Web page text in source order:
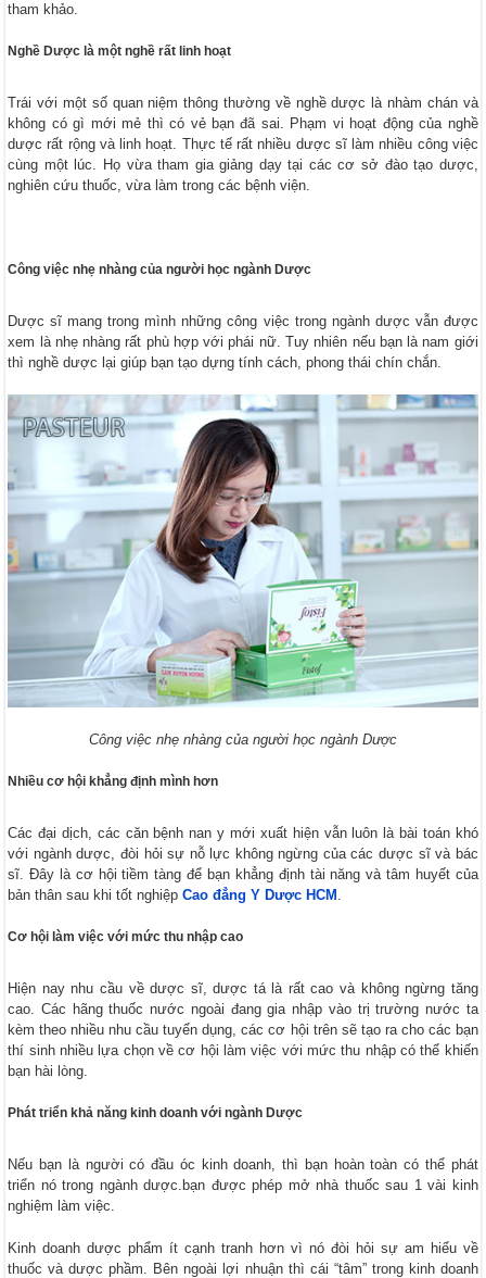
tham khảo.
Nghề Dược là một nghề rất linh hoạt
Trái với một số quan niệm thông thường về nghề dược là nhàm chán và
không có gì mới mẻ thì có vẻ bạn đã sai. Phạm vi hoạt động của nghề
dược rất rộng và linh hoạt. Thực tế rất nhiều dược sĩ làm nhiều công việc
cùng một lúc. Họ vừa tham gia giảng dạy tại các cơ sở đào tạo dược,
nghiên cứu thuốc, vừa làm trong các bệnh viện.
Công việc nhẹ nhàng của người học ngành Dược
Dược sĩ mang trong mình những công việc trong ngành dược vẫn được
xem là nhẹ nhàng rất phù hợp với phái nữ. Tuy nhiên nếu bạn là nam giới
thì nghề dược lại giúp bạn tạo dựng tính cách, phong thái chín chắn.
Công việc nhẹ nhàng của người học ngành Dược
Nhiều cơ hội khẳng định mình hơn
Các đại dịch, các căn bệnh nan y mới xuất hiện vẫn luôn là bài toán khó
với ngành dược, đòi hỏi sự nỗ lực không ngừng của các dược sĩ và bác
sĩ. Đây là cơ hội tiềm tàng để bạn khẳng định tài năng và tâm huyết của
bản thân sau khi tốt nghiệpCao đẳng Y Dược HCM .
Cơ hội làm việc với mức thu nhập cao
Hiện nay nhu cầu về dược sĩ, dược tá là rất cao và không ngừng tăng
cao. Các hãng thuốc nước ngoài đang gia nhập vào trị trường nước ta
kèm theo nhiều nhu cầu tuyển dụng, các cơ hội trên sẽ tạo ra cho các bạn
thí sinh nhiều lựa chọn về cơ hội làm việc với mức thu nhập có thể khiến
bạn hài lòng.
Phát triển khả năng kinh doanh với ngành Dược
Nếu bạn là người có đầu óc kinh doanh, thì bạn hoàn toàn có thể phát
triển nó trong ngành dược.bạn được phép mở nhà thuốc sau 1 vài kinh
nghiệm làm việc.
Kinh doanh dược phẩm ít cạnh tranh hơn vì nó đòi hỏi sự am hiểu về
thuốc và dược phầm. Bên ngoài lợi nhuận thì cái “tâm” trong kinh doanh